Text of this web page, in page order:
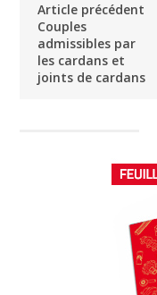
Article précédent
Couples
admissibles par
les cardans et
joints de cardans